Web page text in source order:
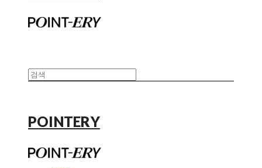
POINTERY